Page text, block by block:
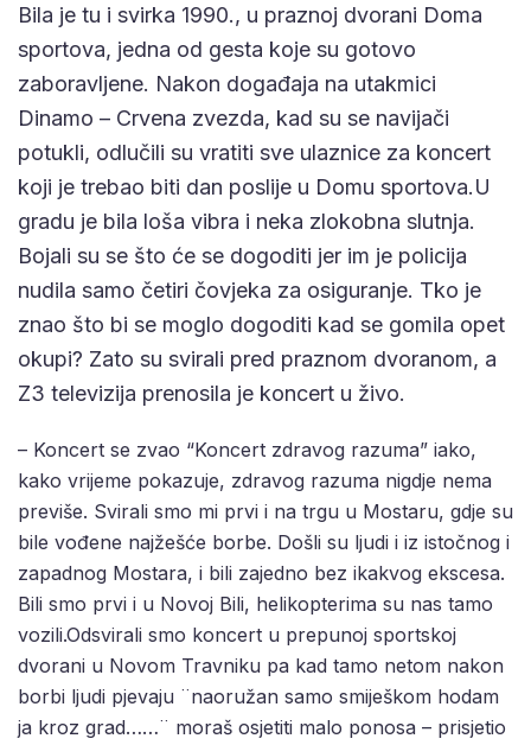
Bila je tu i svirka 1990., u praznoj dvorani Doma
sportova, jedna od gesta koje su gotovo
zaboravljene. Nakon događaja na utakmici
Dinamo – Crvena zvezda, kad su se navijači
potukli, odlučili su vratiti sve ulaznice za koncert
koji je trebao biti dan poslije u Domu sportova.U
gradu je bila loša vibra i neka zlokobna slutnja.
Bojali su se što će se dogoditi jer im je policija
nudila samo četiri čovjeka za osiguranje. Tko je
znao što bi se moglo dogoditi kad se gomila opet
okupi? Zato su svirali pred praznom dvoranom, a
Z3 televizija prenosila je koncert u živo.
– Koncert se zvao “Koncert zdravog razuma” iako,
kako vrijeme pokazuje, zdravog razuma nigdje nema
previše. Svirali smo mi prvi i na trgu u Mostaru, gdje su
bile vođene najžešće borbe. Došli su ljudi i iz istočnog i
zapadnog Mostara, i bili zajedno bez ikakvog ekscesa.
Bili smo prvi i u Novoj Bili, helikopterima su nas tamo
vozili.Odsvirali smo koncert u prepunoj sportskoj
dvorani u Novom Travniku pa kad tamo netom nakon
borbi ljudi pjevaju ¨naoružan samo smiješkom hodam
ja kroz grad……¨ moraš osjetiti malo ponosa – prisjetio